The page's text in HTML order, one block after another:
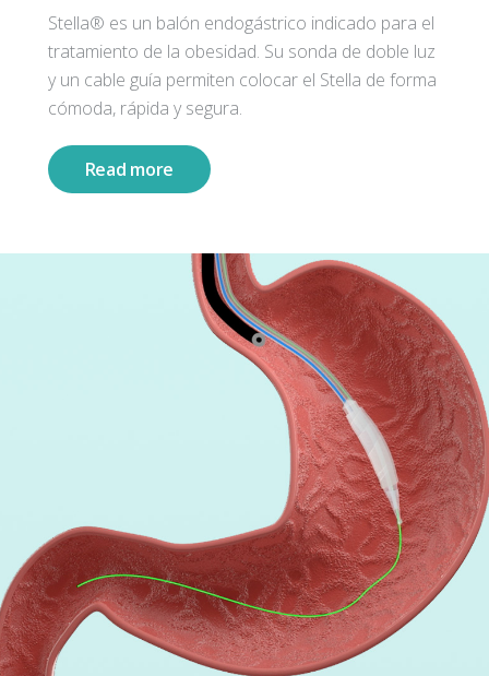
Stella® es un balón endogástrico indicado para el
tratamiento de la obesidad. Su sonda de doble luz
y un cable guía permiten colocar el Stella de forma
cómoda, rápida y segura.
Read more